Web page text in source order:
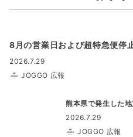
8月の営業日および超特急便停
2026.7.29
JOGGO 広報
熊本県で発生した
2026.7.29
JOGGO 広報